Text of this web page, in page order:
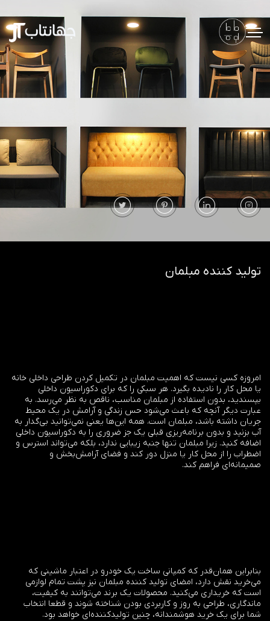
تولید کننده مبلمان
امروزه کسی نیست که اهمیت مبلمان در تکمیل کردن طراحی داخلی خانه
یا محل کار را نادیده بگیرد. هر سبکی را که برای دکوراسیون داخلی
بپسندید، بدون استفاده از مبلمان مناسب، ناقص به نظر می‌رسد. به
عبارت دیگر آنچه که باعث می‌شود حس زندگی و آرامش در یک محیط
جریان داشته باشد، مبلمان است. همه این‌ها یعنی نمی‌توانید بی‌گدار به
آب بزنید و بدون برنامه‌ریزی قبلی یک جز ضروری را به دکوراسیون داخلی
اضافه کنید. زیرا مبلمان تنها جنبه زیبایی ندارد، بلکه می‌تواند استرس و
اضطراب را از محل کار یا منزل دور کند و فضای آرامش‌بخش و
صمیمانه‌ای فراهم کند.
بنابراین همان‌قدر که کمپانی ساخت یک خودرو در اعتبار ماشینی که
می‌خرید نقش دارد، امضای تولید کننده مبلمان نیز پشت تمام لوازمی
است که خریداری می‌کنید. محصولات یک برند می‌توانند به کیفیت،
ماندگاری، طراحی به روز و کاربردی بودن شناخته شوند و قطعا انتخاب
شما برای یک خرید هوشمندانه، چنین تولیدکننده‌ای خواهد بود.